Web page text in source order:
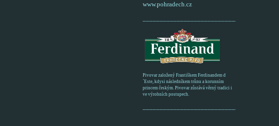
www.pohradech.cz
Pivovar založený Františkem Ferdinandem d
´Este, kdysi následníkem trůnu a korunním
princem českým. Pivovar zůstává věrný tradici i
ve výrobních postupech.